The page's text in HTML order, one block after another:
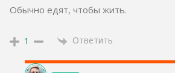
Обычно едят, чтобы жить.
1 Ответить